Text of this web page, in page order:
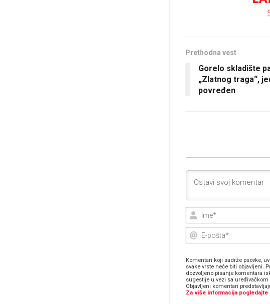
Prethodna vest
Gorelo skladište
„Zlatnog traga“,
povređen
Komentari koji sadrže psovke,
svake vrste neće biti objavljeni.
dozvoljeno pisanje komentara
sugestije u vezi sa
Objavljeni komentari
Za više informacija pogledajte